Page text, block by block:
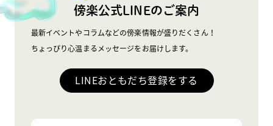
傍楽公式LINEのご案内
最新イベントやコラムなどの傍楽情報が盛りだくさん！
ちょっぴり心温まるメッセージをお届けします。
LINEおともだち登録をする